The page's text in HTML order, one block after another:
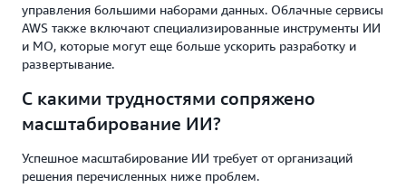
управления большими наборами данных. Облачные сервисы
AWS также включают специализированные инструменты ИИ
и МО, которые могут еще больше ускорить разработку и
развертывание.
С какими трудностями сопряжено
масштабирование ИИ?
Успешное масштабирование ИИ требует от организаций
решения перечисленных ниже проблем.